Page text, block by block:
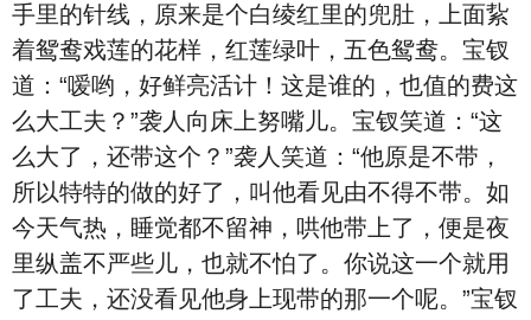
手里的针线，原来是个白绫红里的兜肚，上面紥
着鸳鸯戏莲的花样，红莲绿叶，五色鸳鸯。宝钗
道：“嗳哟，好鲜亮活计！这是谁的，也值的费这
么大工夫？”袭人向床上努嘴儿。宝钗笑道：“这
么大了，还带这个？”袭人笑道：“他原是不带，
所以特特的做的好了，叫他看见由不得不带。如
今天气热，睡觉都不留神，哄他带上了，便是夜
里纵盖不严些儿，也就不怕了。你说这一个就用
了工夫，还没看见他身上现带的那一个呢。”宝钗